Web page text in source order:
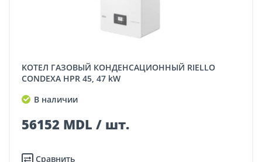
KОТЕЛ ГАЗОВЫЙ КОНДЕНСАЦИОННЫЙ RIELLO
CONDEXA HPR 45, 47 kW
В наличии
56152 MDL / шт.
Сравнить